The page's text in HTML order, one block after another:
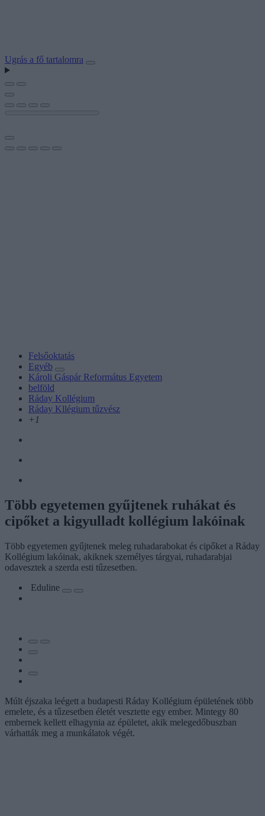
Ugrás a fő tartalomra
Felsőoktatás
Egyéb
Károli Gáspár Református Egyetem
belföld
Ráday Kollégium
Ráday Kllégium tűzvész
+1
Több egyetemen gyűjtenek ruhákat és
cipőket a kigyulladt kollégium lakóinak
Több egyetemen gyűjtenek meleg ruhadarabokat és cipőket a Ráday
Kollégium lakóinak, akiknek személyes tárgyai, ruhadarabjai
odavesztek a szerda esti tűzesetben.
Eduline
Múlt éjszaka leégett a budapesti Ráday Kollégium épületének több
emelete, és a tűzesetben életét vesztette egy ember. Mintegy 80
embernek kellett elhagynia az épületet, akik melegedőbuszban
várhatták meg a munkálatok végét.